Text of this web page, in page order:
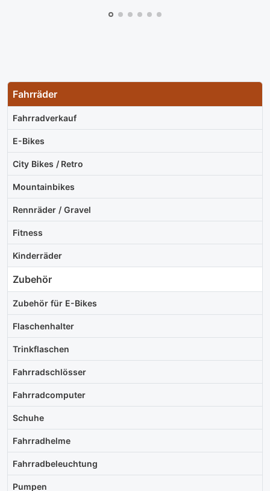
Fahrräder
Fahrradverkauf
E-Bikes
City Bikes / Retro
Mountainbikes
Rennräder / Gravel
Fitness
Kinderräder
Zubehör
Zubehör für E-Bikes
Flaschenhalter
Trinkflaschen
Fahrradschlösser
Fahrradcomputer
Schuhe
Fahrradhelme
Fahrradbeleuchtung
Pumpen